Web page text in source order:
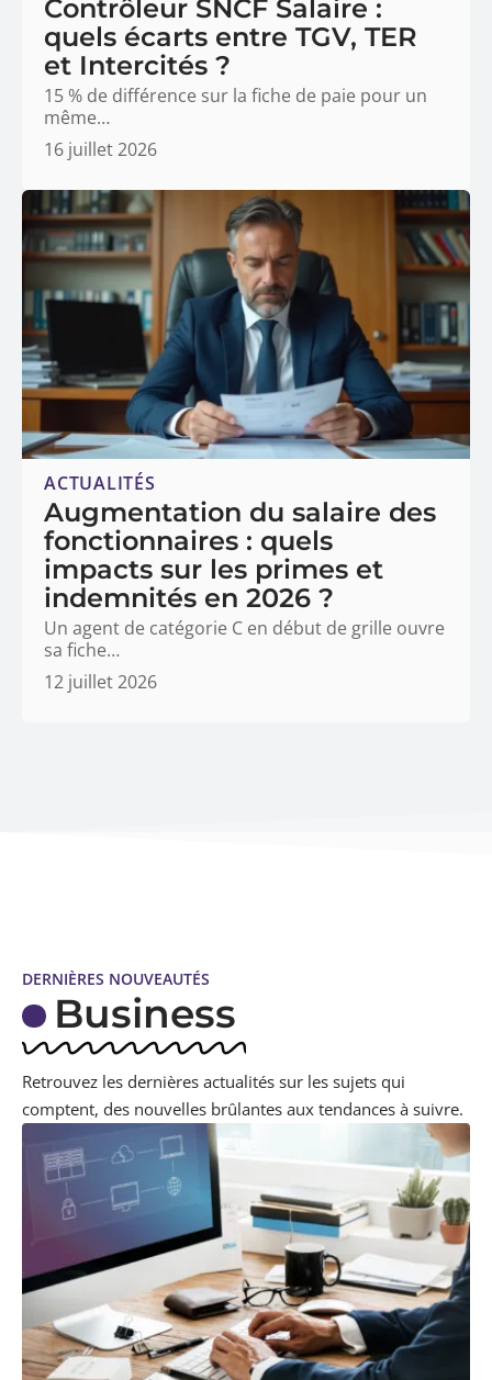
Contrôleur SNCF Salaire :
quels écarts entre TGV, TER
et Intercités ?
15 % de différence sur la fiche de paie pour un
même…
16 juillet 2026
ACTUALITÉS
Augmentation du salaire des
fonctionnaires : quels
impacts sur les primes et
indemnités en 2026 ?
Un agent de catégorie C en début de grille ouvre
sa fiche…
12 juillet 2026
DERNIÈRES NOUVEAUTÉS
Business
Retrouvez les dernières actualités sur les sujets qui
comptent, des nouvelles brûlantes aux tendances à suivre.